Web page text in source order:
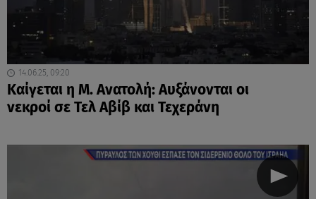
14.06.25, 09:20
Καίγεται η Μ. Ανατολή: Αυξάνονται οι
νεκροί σε Τελ Αβίβ και Τεχεράνη